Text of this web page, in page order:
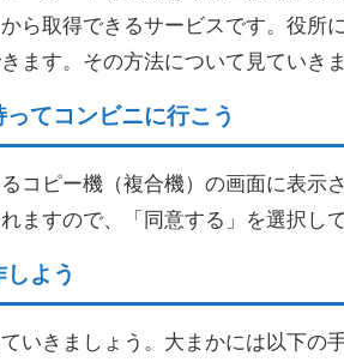
ら取得できるサービスです。役
ます。その方法について見ていきま
てコンビニに行こう
コピー機（複合機）の画面に表
ますので、「同意する」を選択し
よう
いきましょう。大まかには以下の